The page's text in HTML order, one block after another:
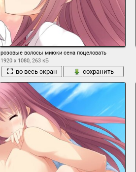
розовые волосы миюки сена поцеловать
1920 x 1080, 263 кБ
во весь экран сохранить